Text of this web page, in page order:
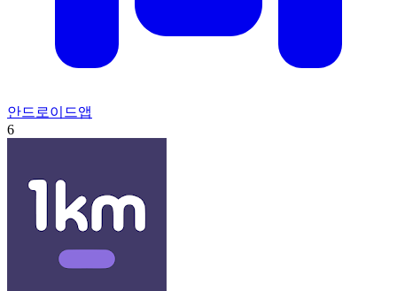
안드로이드앱
6